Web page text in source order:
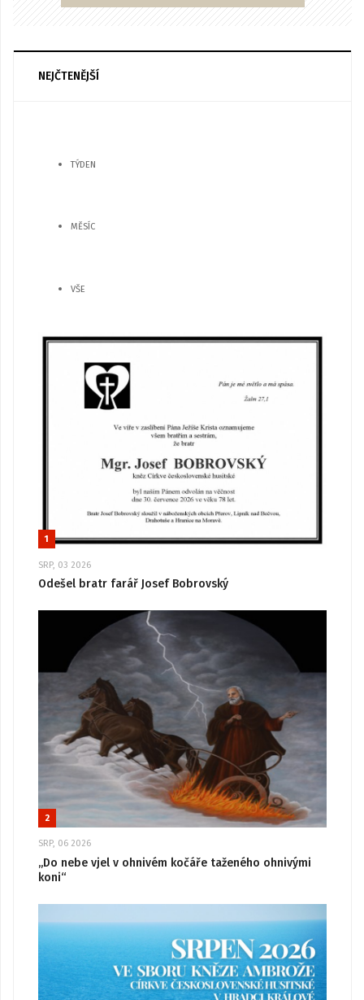
NEJČTENĚJŠÍ
TÝDEN
MĚSÍC
VŠE
1
SRP, 03 2026
Odešel bratr farář Josef Bobrovský
2
SRP, 06 2026
„Do nebe vjel v ohnivém kočáře taženého ohnivými
koni“